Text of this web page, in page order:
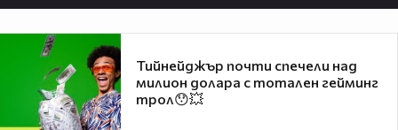
Тийнейджър почти спечели над
милион долара с тотален гейминг
трол😯💥